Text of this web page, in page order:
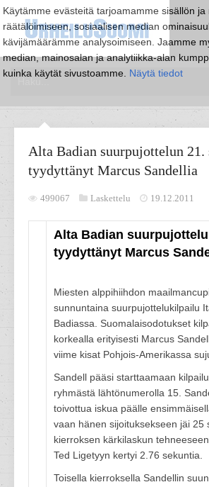
Käytämme evästeitä tarjoamamme sisällön ja
räätälöimiseen, sosiaalisen median
kävijämäärämme analysoimiseen. Jaamme
median, mainosalan ja analytiikka-alan
kuinka käytät sivustoamme. Näytä tiedot
Alta Badian suurpujottelun 21.
tyydyttänyt Marcus Sandellia
499067 Laskettelu 19.12.2011
Alta Badian
tyydyttänyt Marcus
Miesten alppihiihdon
sunnuntaina suurpujottelukilpailu
Badiassa. Suomalaisodotukset
korkealla erityisesti Marcus
viime kisat Pohjois-Amerikassa
Sandell pääsi starttaamaan
ryhmästä lähtönumerolla 15.
toivottua iskua päälle
vaan hänen sijoituksekseen jäi 25
kierroksen kärkilaskun
Ted Ligetyyn kertyi 2.76 sekuntia.
Toisella kierroksella Sandellin